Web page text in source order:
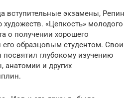
вступительные экзамены, Репин
«Цепкость» молодого
о получении хорошего
его образцовым студентом. Свои
посвятил глубокому изучению
анатомии и других